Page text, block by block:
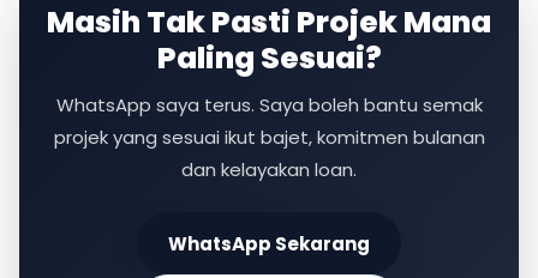
Masih Tak Pasti Projek Mana
Paling Sesuai?
WhatsApp saya terus. Saya boleh bantu semak
projek yang sesuai ikut bajet, komitmen bulanan
dan kelayakan loan.
WhatsApp Sekarang